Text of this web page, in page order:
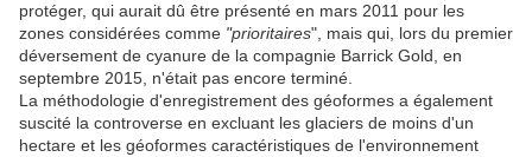
protéger, qui aurait dû être présenté en mars 2011 pour les
zones considérées comme "prioritaires", mais qui, lors du premier
déversement de cyanure de la compagnie Barrick Gold, en
septembre 2015, n'était pas encore terminé.
La méthodologie d'enregistrement des géoformes a également
suscité la controverse en excluant les glaciers de moins d'un
hectare et les géoformes caractéristiques de l'environnement